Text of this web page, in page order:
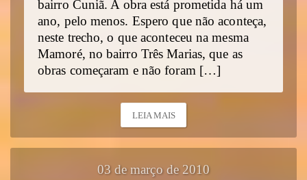
bairro Cuniã. A obra está prometida há um
ano, pelo menos. Espero que não aconteça,
neste trecho, o que aconteceu na mesma
Mamoré, no bairro Três Marias, que as
obras começaram e não foram […]
LEIA MAIS
03 de março de 2010